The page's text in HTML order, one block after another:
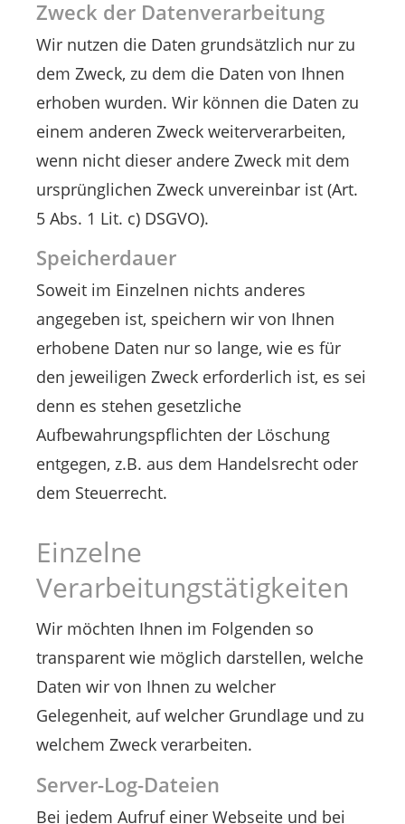
Zweck der Datenverarbeitung
Wir nutzen die Daten grundsätzlich nur zu
dem Zweck, zu dem die Daten von Ihnen
erhoben wurden. Wir können die Daten zu
einem anderen Zweck weiterverarbeiten,
wenn nicht dieser andere Zweck mit dem
ursprünglichen Zweck unvereinbar ist (Art.
5 Abs. 1 Lit. c) DSGVO).
Speicherdauer
Soweit im Einzelnen nichts anderes
angegeben ist, speichern wir von Ihnen
erhobene Daten nur so lange, wie es für
den jeweiligen Zweck erforderlich ist, es sei
denn es stehen gesetzliche
Aufbewahrungspflichten der Löschung
entgegen, z.B. aus dem Handelsrecht oder
dem Steuerrecht.
Einzelne
Verarbeitungstätigkeiten
Wir möchten Ihnen im Folgenden so
transparent wie möglich darstellen, welche
Daten wir von Ihnen zu welcher
Gelegenheit, auf welcher Grundlage und zu
welchem Zweck verarbeiten.
Server-Log-Dateien
Bei jedem Aufruf einer Webseite und bei